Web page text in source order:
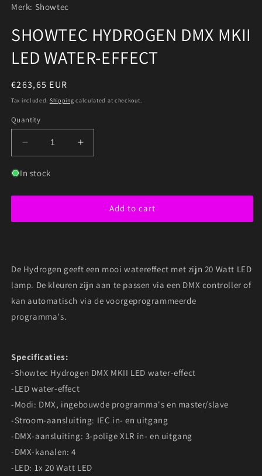
Merk: Showtec
SHOWTEC HYDROGEN DMX MKII
LED WATER-EFFECT
Regular
price
€263,65 EUR
Tax included. Shipping calculated at checkout.
Quantity
Decrease
quantity
for
HYDROGEN
MKII
Increase
quantity
HYDROGEN
MKII
In stock
Add to cart
De Hydrogen geeft een mooi watereffect met zijn 20 Watt LED
lamp. De kleuren zijn aan te passen via een DMX controller of
kan automatisch via de voorgeprogrammeerde
programma's.
Specificaties:
-Showtec Hydrogen DMX MKII LED water-effect
-LED water-effect
-Modi: DMX, ingebouwde programma's en master/slave
-Stroom-aansluiting: IEC in- en uitgang
-DMX-aansluiting: 3-polige XLR in- en uitgang
-DMX-kanalen: 4
-LED: 1x 20 Watt LED